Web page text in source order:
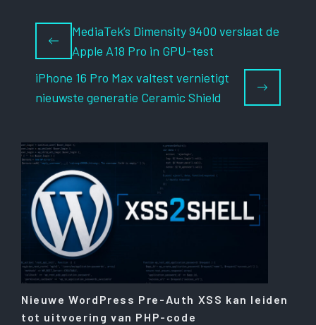
MediaTek’s Dimensity 9400 verslaat de
Apple A18 Pro in GPU-test
iPhone 16 Pro Max valtest vernietigt
nieuwste generatie Ceramic Shield
Nieuwe WordPress Pre-Auth XSS kan leiden
tot uitvoering van PHP-code